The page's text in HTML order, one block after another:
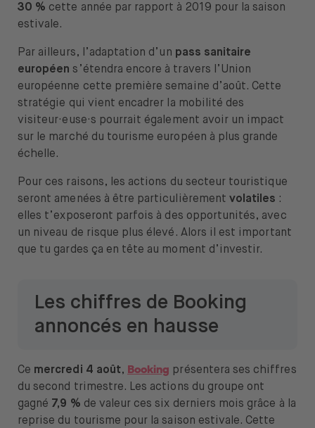
30 % cette année par rapport à 2019 pour la saison
estivale.
Par ailleurs, l’adaptation d’un pass sanitaire
européens’étendra encore à travers l’Union
européenne cette première semaine d’août. Cette
stratégie qui vient encadrer la mobilité des
visiteur·euse·s pourrait également avoir un impact
sur le marché du tourisme européen à plus grande
échelle.
Pour ces raisons, les actions du secteur touristique
seront amenées à être particulièrement volatiles :
elles t’exposeront parfois à des opportunités, avec
un niveau de risque plus élevé. Alors il est important
que tu gardes ça en tête au moment d’investir.
Les chiffres de Booking
annoncés en hausse
Ce mercredi 4 août, Booking présentera ses chiffres
du second trimestre. Les actions du groupe ont
gagné 7,9 % de valeur ces six derniers mois grâce à la
reprise du tourisme pour la saison estivale. Cette